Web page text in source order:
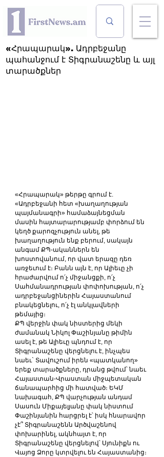
«Հրապարակ». Ադրբեջանը
պահանջում է Տիգրանաշենը և այլ
տարածքներ
«Հրապարակ» թերթը գրում է.
«Ադրբեջանի հետ «խաղաղության
պայմանագրի» համաձայնեցման
մասին հայտարարությամբ փորձում են
կեղծ քարոզչություն անել, թե
խաղաղություն ենք բերում, սակայն
անգամ ՔՊ-ականներն են
խոստովանում, որ վատ երազը դեռ
առջեւում է։ Բանն այն է, որ Ալիեւը չի
հրաժարվում ո՛չ միջանցքի, ո՛չ
Սահմանադրության փոփոխության, ո՛չ
ադրբեջանցիներին Հայաստանում
բնակեցնելու, ո՛չ էլ անկլավների
թեմայից։
ՔՊ վերջին փակ նիստերից մեկի
ժամանակ Նիկոլ Փաշինյանը թիմին
ասել է, թե Ալիեւը պնդում է, որ
Տիգրանաշենը վերցնելու է, ինչպես
նաեւ` Տավուշում իրեն «պատկանող»
երեք տարածքները, դրանց թվում՝ նաեւ
Հայաստան-Վրաստան միջպետական
ճանապարհից մի հատված։ ԵԿՄ
նախագահ, ՔՊ վարչության անդամ
Սասուն Միքայելյանը փակ նիստում
Փաշինյանին հարցրել է՝ իսկ հնարավոր
չէ՞ Տիգրանաշենն Արծվաշենով
փոխարինել, ակնհայտ է, որ
Տիգրանաշենը վերցնելով՝ Սյունիքն ու
Վայոց Ձորը կտրվելու են Հայաստանից։